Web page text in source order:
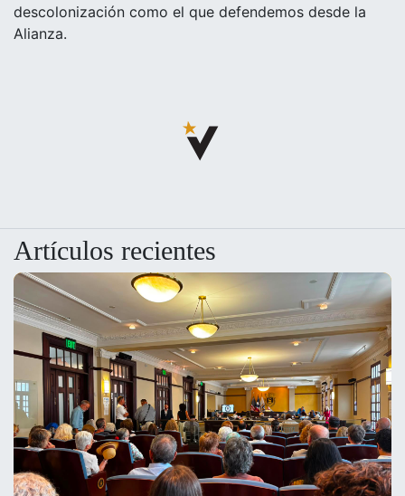
descolonización como el que defendemos desde la
Alianza.
Artículos recientes